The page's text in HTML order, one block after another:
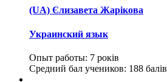
(UA) Єлизавета Жарікова
Украинский язык
Опыт работы: 7 років
Средний бал учеников: 188 балів